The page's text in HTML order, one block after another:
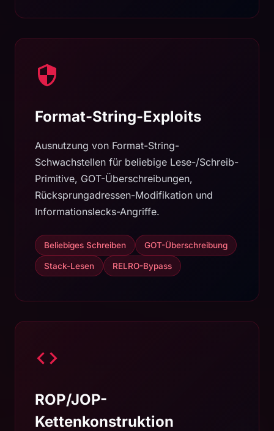
Format-String-Exploits
Ausnutzung von Format-String-
Schwachstellen für beliebige Lese-/Schreib-
Primitive, GOT-Überschreibungen,
Rücksprungadressen-Modifikation und
Informationslecks-Angriffe.
Beliebiges Schreiben GOT-Überschreibung
Stack-Lesen RELRO-Bypass
ROP/JOP-
Kettenkonstruktion